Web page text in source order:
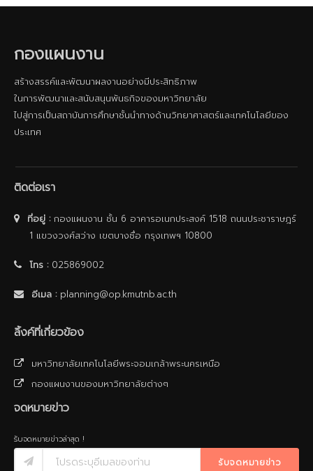
กองแผนงาน
สร้างสรรค์และพัฒนาผลงานอย่างมีประสิทธิภาพ
ในการพัฒนาและสนับสนุนพันธกิจของมหาวิทยาลัย
ไปสู่การเป็นสถาบันการศึกษาชั้นนําทางด้านวิทยาศาสตร์และเทคโนโลยีของ
ประเทศ
ติดต่อเรา
ที่อยู่ :กองแผนงาน ชั้น 6 อาคารอเนกประสงค์ 1518 ถนนประชาราษฎร์
1 แขวงวงศ์สว่าง เขตบางซื่อ กรุงเทพฯ 10800
โทร :025869002
อีเมล : planning@op.kmutnb.ac.th
ลิ้งค์ที่เกี่ยวข้อง
มหาวิทยาลัยเทคโนโลยีพระจอมเกล้าพระนครเหนือ
กองแผนงานของมหาวิทยาลัยต่างๆ
จดหมายข่าว
รับจดหมายข่าวล่าสุด !
รับจดหมายข่าว